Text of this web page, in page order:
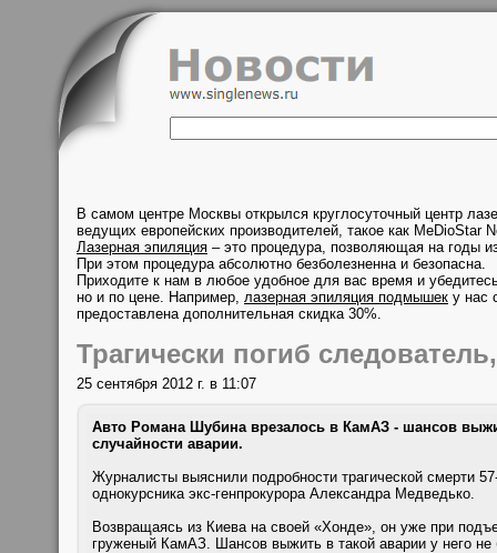
В самом центре Москвы открылся круглосуточный центр
ведущих европейских производителей, такое как MeDioStar
Лазерная эпиляция – это процедура, позволяющая на годы
При этом процедура абсолютно безболезненна и безопасна.
Приходите к нам в любое удобное для вас время и
но и по цене. Например, лазерная эпиляция подмышек у нас
предоставлена дополнительная скидка 30%.
Трагически погиб
25 сентября 2012 г. в 11:07
Авто Романа Шубина врезалось в КамАЗ - шансов
случайности аварии.
Журналисты выяснили подробности трагической смерти
однокурсника экс-генпрокурора Александра Медведько.
Возвращаясь из Киева на своей «Хонде», он уже при
груженый КамАЗ. Шансов выжить в такой аварии у него